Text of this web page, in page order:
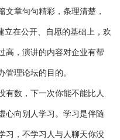
文章句句精彩，条理清楚，
立在公开、自愿的基础上，欢
高，演讲的内容对企业有帮
管理论坛的目的。
数，下一次你能不能比人
心向别人学习。学习是伴随
习，不学习人与人聊天你没